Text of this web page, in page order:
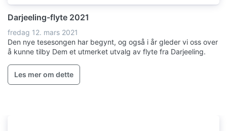
Darjeeling-flyte 2021
fredag 12. mars 2021
Den nye tesesongen har begynt, og også i år gleder vi oss over
å kunne tilby Dem et utmerket utvalg av flyte fra Darjeeling.
Les mer om dette